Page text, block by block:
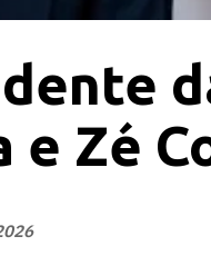
e Zé